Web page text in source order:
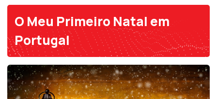
O Meu Primeiro Natal em
Portugal